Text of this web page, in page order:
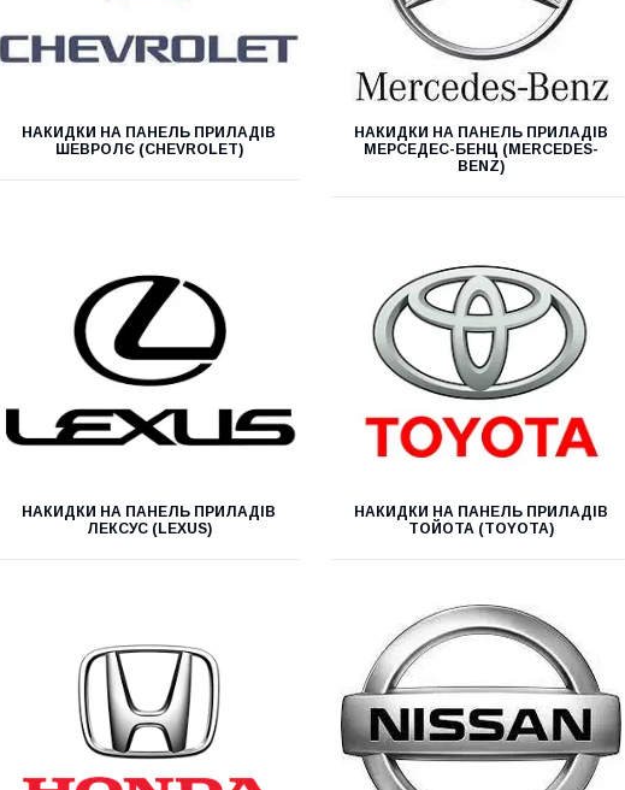
НАКИДКИ НА ПАНЕЛЬ ПРИЛАДІВ
ШЕВРОЛЄ (CHEVROLET)
НАКИДКИ НА ПАНЕЛЬ ПРИЛАДІВ
МЕРСЕДЕС-БЕНЦ (MERCEDES-
BENZ)
НАКИДКИ НА ПАНЕЛЬ ПРИЛАДІВ
ЛЕКСУС (LEXUS)
НАКИДКИ НА ПАНЕЛЬ ПРИЛАДІВ
ТОЙОТА (TOYOTA)